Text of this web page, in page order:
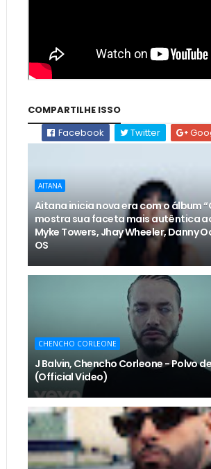
COMPARTILHE ISSO
Facebook
Twitter
AITANA
Aitana inicia nova era com o álbum
mostra sua faceta mais autêntica
Myke Towers, Jhay Wheeler, Danny
OS
CHENCHO CORLEONE
J Balvin, Chencho Corleone - Polvo
(Official Video)